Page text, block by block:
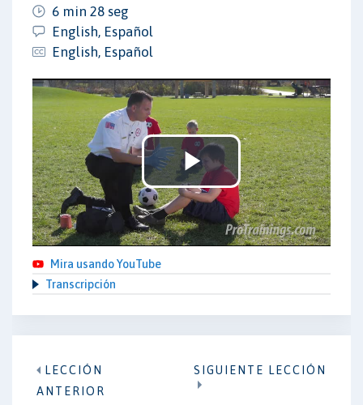
6 min 28 seg
English, Español
English, Español
Play
Video
Mira usando YouTube
Transcripción
LECCIÓN
ANTERIOR
SIGUIENTE LECCIÓN